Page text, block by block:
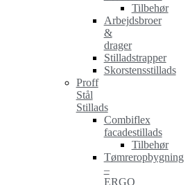
Tilbehør
Arbejdsbroer
&
drager
Stilladstrapper
Skorstensstillads
Proff
Stål
Stillads
Combiflex
facadestillads
Tilbehør
Tømreropbygning
–
ERGO